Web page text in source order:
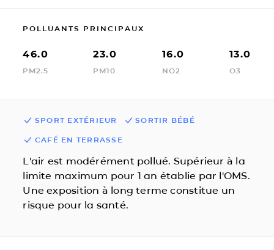
POLLUANTS PRINCIPAUX
46.0
PM2.5
23.0
PM10
16.0
NO2
13.0
O3
SPORT EXTÉRIEUR SORTIR BÉBÉ
CAFÉ EN TERRASSE
L'air est modérément pollué. Supérieur à la
limite maximum pour 1 an établie par l'OMS.
Une exposition à long terme constitue un
risque pour la santé.